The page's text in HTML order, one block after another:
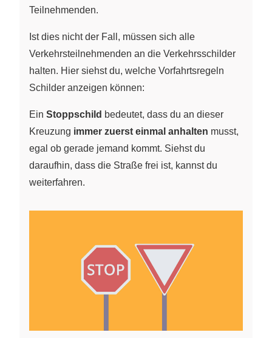
Teilnehmenden.
Ist dies nicht der Fall, müssen sich alle
Verkehrsteilnehmenden an die Verkehrsschilder
halten. Hier siehst du, welche Vorfahrtsregeln
Schilder anzeigen können:
Ein Stoppschild bedeutet, dass du an dieser
Kreuzung immer zuerst einmal anhalten musst,
egal ob gerade jemand kommt. Siehst du
daraufhin, dass die Straße frei ist, kannst du
weiterfahren.